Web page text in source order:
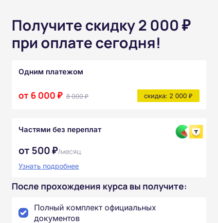
Получите скидку 2 000 ₽
при оплате сегодня!
Одним платежом
от 6 000 ₽ 8 000 ₽ скидка: 2 000 ₽
Частями без переплат
от 500 ₽/месяц
Узнать подробнее
После прохождения курса вы получите:
Полный комплект официальных
документов